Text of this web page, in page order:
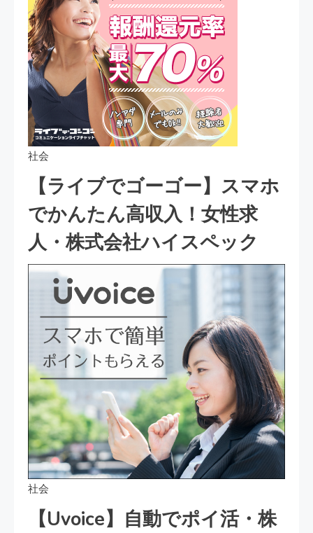
社会
【ライブでゴーゴー】スマホ
でかんたん高収入！女性求
人・株式会社ハイスペック
社会
【Uvoice】自動でポイ活・株